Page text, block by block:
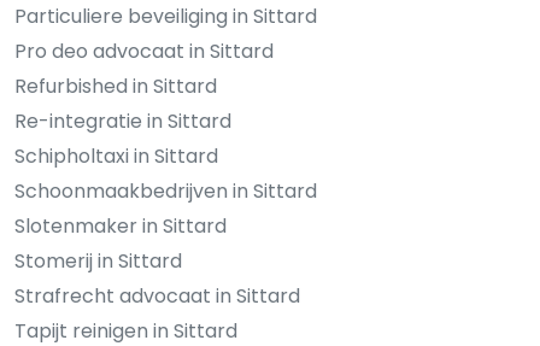
Particuliere beveiliging in Sittard
Pro deo advocaat in Sittard
Refurbished in Sittard
Re-integratie in Sittard
Schipholtaxi in Sittard
Schoonmaakbedrijven in Sittard
Slotenmaker in Sittard
Stomerij in Sittard
Strafrecht advocaat in Sittard
Tapijt reinigen in Sittard